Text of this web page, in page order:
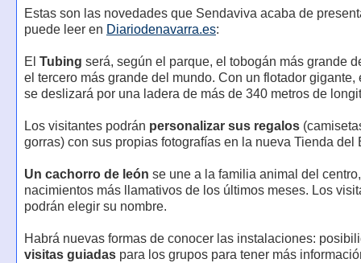
Estas son las novedades que Sendaviva acaba de
puede leer en Diariodenavarra.es:
El Tubing será, según el parque, el tobogán más grande
el tercero más grande del mundo. Con un flotador gigante,
se deslizará por una ladera de más de 340 metros de
Los visitantes podrán personalizar sus regalos
gorras) con sus propias fotografías en la nueva Tienda del
Un cachorro de león se une a la familia animal del
nacimientos más llamativos de los últimos meses. Los
podrán elegir su nombre.
Habrá nuevas formas de conocer las instalaciones:
visitas guiadaspara los grupos para tener más